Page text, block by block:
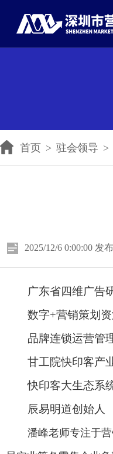
首页 > 驻会领导 >
2025/12/6 0:00:00 发布
广东省四维广告
数字+营销策划
品牌连锁运营管
甘工院快印客产
快印客大生态系
辰易明道创始人
潘峰老师专注于